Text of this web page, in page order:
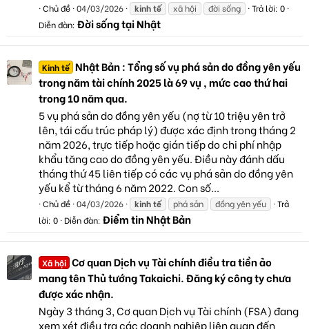
Chủ đề 04/03/2026 kinhtế xã hội đời sống
Trả lời: 0
Diễn đàn: Đời sống tại Nhật
Kinh tế Nhật Bản : Tổng số vụ phá sản do đồng yên yếu
trong năm tài chính 2025 là 69 vụ , mức cao thứ hai
trong 10 năm qua.
5 vụ phá sản do đồng yên yếu (nợ từ 10 triệu yên trở
lên, tái cấu trúc pháp lý) được xác định trong tháng 2
năm 2026, trực tiếp hoặc gián tiếp do chi phí nhập
khẩu tăng cao do đồng yên yếu. Điều này đánh dấu
tháng thứ 45 liên tiếp có các vụ phá sản do đồng yên
yếu kể từ tháng 6 năm 2022. Con số...
Chủ đề 04/03/2026 kinhtế phá sản đồng yên yếu
Trả
lời: 0 Diễn đàn: Điểm tin Nhật Bản
Xã hội Cơ quan Dịch vụ Tài chính điều tra tiền ảo
mang tên Thủ tướng Takaichi. Đăng ký công ty chưa
được xác nhận.
Ngày 3 tháng 3, Cơ quan Dịch vụ Tài chính (FSA) đang
xem xét điều tra các doanh nghiệp liên quan đến